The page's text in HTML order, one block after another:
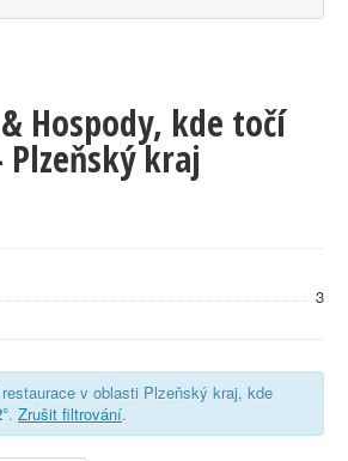
Hospody, kde točí
Plzeňský kraj
3
v oblasti Plzeňský kraj, kde
. Zrušit filtrování.